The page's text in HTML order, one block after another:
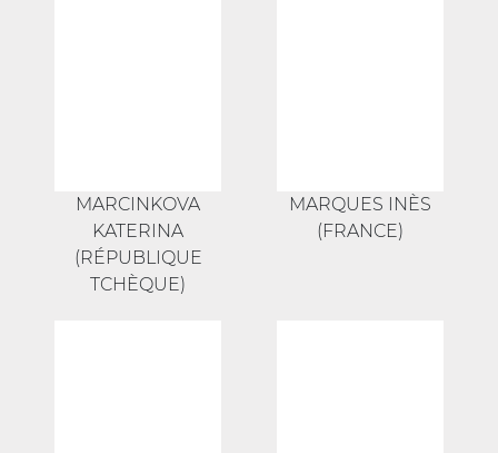
MARCINKOVA
KATERINA
(RÉPUBLIQUE
TCHÈQUE)
MARQUES INÈS
(FRANCE)